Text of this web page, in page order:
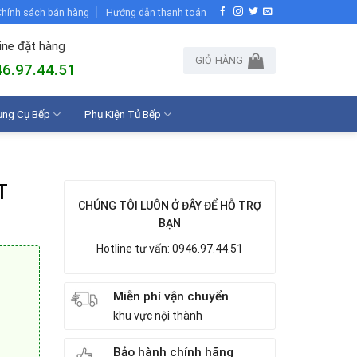
sách bán hàng Hướng dẫn thanh toán
đặt hàng
GIỎ HÀNG
Cụ Bếp Phụ Kiện Tủ Bếp
CHÚNG TÔI LUÔN Ở ĐÂY ĐỂ HỖ TRỢ
BẠN
Hotline tư vấn: 0946.97.44.51
Miễn phí vận chuyển
khu vực nội thành
Bảo hành chính hãng